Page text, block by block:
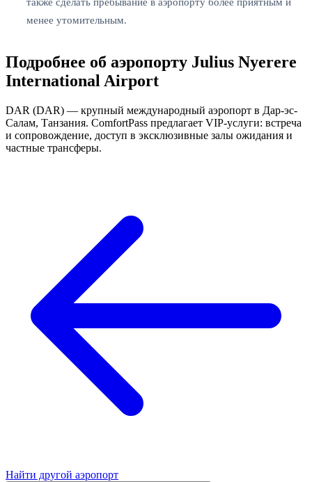
менее утомительным.
Подробнее об аэропорту Julius Nyerere
International Airport
DAR (DAR) — крупный международный аэропорт в Дар-эс-
Салам, Танзания. ComfortPass предлагает VIP-услуги: встреча
и сопровождение, доступ в эксклюзивные залы ожидания и
частные трансферы.
Найти другой аэропорт